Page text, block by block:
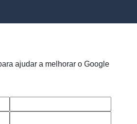
ajudar a melhorar o Google